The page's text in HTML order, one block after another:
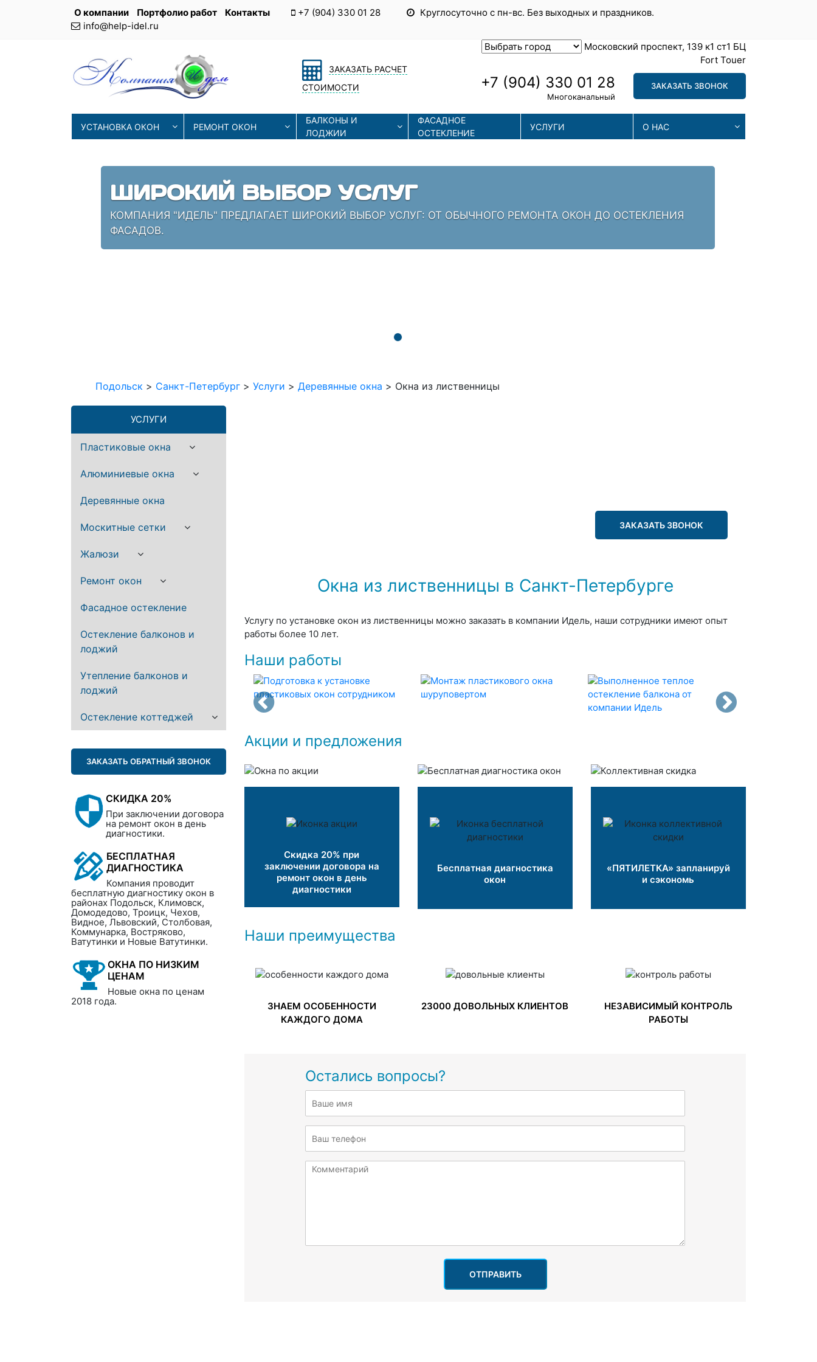
О компании Портфолио работ Контакты +7 (904) 330 01 28
Круглосуточно с пн-вс. Без выходных и праздников.
info@help-idel.ru
ЗАКАЗАТЬ РАСЧЕТ
СТОИМОСТИ
Московский проспект, 139 к1 ст1 БЦ
Fort Touer
+7 (904) 330 01 28
Многоканальный
ЗАКАЗАТЬ ЗВОНОК
УСТАНОВКА ОКОН РЕМОНТ ОКОН
БАЛКОНЫ И
ЛОДЖИИ
ФАСАДНОЕ
ОСТЕКЛЕНИЕ
УСЛУГИ О НАС
СОВРЕМЕННЫЕ ТЕХНОЛОГИИ
НАШИ МАСТЕРА ИСПОЛЬЗУЮТ СОВРЕМЕННЫЕ ТЕХНОЛОГИИ МОНТАЖА И РЕМОНТА. ЗАЛОГ УСПЕХА -
ПРОВЕРЕННЫЕ СПЕЦИАЛИСТЫ, КОТОРЫЕ ЗНАЮТ СВОЁ ДЕЛО!
Подольск > Санкт-Петербург > Услуги > Деревянные окна > Окна из лиственницы
УСЛУГИ
Пластиковые окна
Алюминиевые окна
Деревянные окна
Москитные сетки
Жалюзи
Ремонт окон
Фасадное остекление
Остекление балконов и
лоджий
Утепление балконов и
лоджий
Остекление коттеджей
ЗАКАЗАТЬ ОБРАТНЫЙ ЗВОНОК
СКИДКА 20%
При заключении договора
на ремонт окон в день
диагностики.
БЕСПЛАТНАЯ
ДИАГНОСТИКА
Компания проводит
бесплатную диагностику окон в
районах Подольск, Климовск,
Домодедово, Троицк, Чехов,
Видное, Львовский, Столбовая,
Коммунарка, Востряково,
Ватутинки и Новые Ватутинки.
ОКНА ПО НИЗКИМ
ЦЕНАМ
Новые окна по ценам
2018 года.
ЗАКАЗАТЬ ЗВОНОК
Окна из лиственницы в Санкт-Петербурге
Услугу по установке окон из лиственницы можно заказать в компании Идель, наши сотрудники имеют опыт
работы более 10 лет.
Наши работы
Акции и предложения
Скидка 20% при
заключении договора на
ремонт окон в день
диагностики
Бесплатная диагностика
окон
«ПЯТИЛЕТКА» запланируй
и сэкономь
Наши преимущества
ЗНАЕМ ОСОБЕННОСТИ
КАЖДОГО ДОМА
23000 ДОВОЛЬНЫХ КЛИЕНТОВ
НЕЗАВИСИМЫЙ КОНТРОЛЬ
РАБОТЫ
Остались вопросы?
ОТПРАВИТЬ